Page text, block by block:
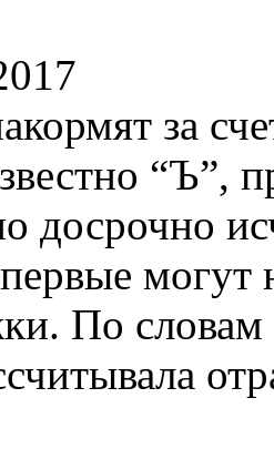
за
“Ъ”,
досрочно
могут
По словам